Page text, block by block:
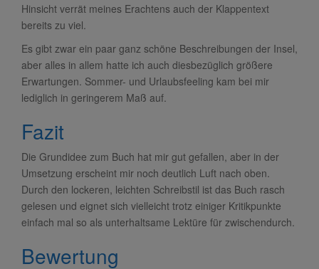
Hinsicht verrät meines Erachtens auch der Klappentext
bereits zu viel.
Es gibt zwar ein paar ganz schöne Beschreibungen der Insel,
aber alles in allem hatte ich auch diesbezüglich größere
Erwartungen. Sommer- und Urlaubsfeeling kam bei mir
lediglich in geringerem Maß auf.
Fazit
Die Grundidee zum Buch hat mir gut gefallen, aber in der
Umsetzung erscheint mir noch deutlich Luft nach oben.
Durch den lockeren, leichten Schreibstil ist das Buch rasch
gelesen und eignet sich vielleicht trotz einiger Kritikpunkte
einfach mal so als unterhaltsame Lektüre für zwischendurch.
Bewertung